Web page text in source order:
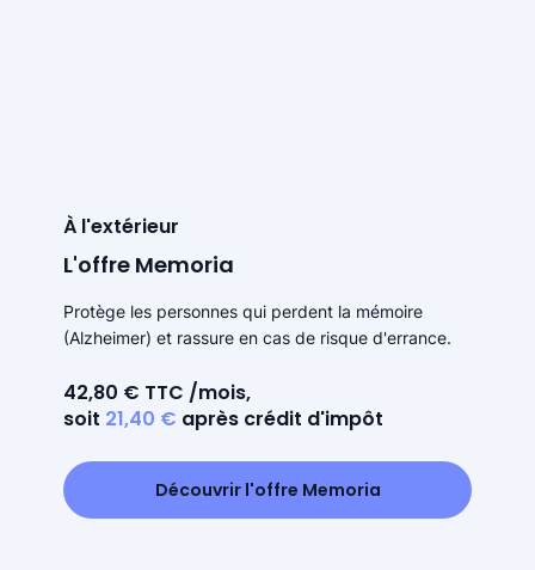
À l'extérieur
L'offre Memoria
Protège les personnes qui perdent la mémoire
(Alzheimer) et rassure en cas de risque d'errance.
42,80 € TTC /mois,
soit 21,40 € après crédit d'impôt
Découvrir l'offre Memoria